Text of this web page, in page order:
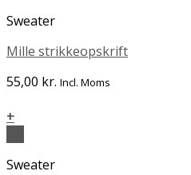
Sweater
Mille strikkeopskrift
55,00 kr. Incl. Moms
+
Sweater